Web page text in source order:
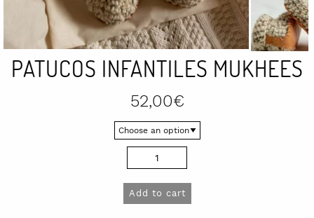
PATUCOS INFANTILES MUKHEES
52,00€
Add to cart